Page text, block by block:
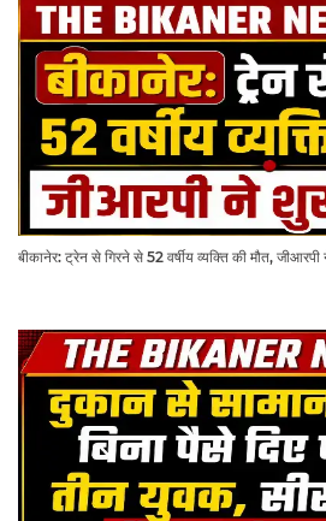
बीकानेर: ट्रेन से गिरने से 52 वर्षीय व्यक्ति की मौत,